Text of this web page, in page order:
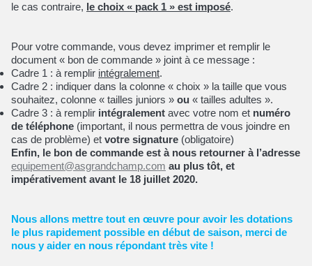
le cas contraire, le choix « pack 1 » est imposé.
Pour votre commande, vous devez imprimer et remplir le
document « bon de commande » joint à ce message :
Cadre 1 : à remplir intégralement.
Cadre 2 : indiquer dans la colonne « choix » la taille que vous
souhaitez, colonne « tailles juniors » ou « tailles adultes ».
Cadre 3 : à remplir intégralement avec votre nom et numéro
de téléphone (important, il nous permettra de vous joindre en
cas de problème) et votre signature (obligatoire)
Enfin, le bon de commande est à nous retourner à l’adresse
equipement@asgrandchamp.com au plus tôt, et
impérativement avant le 18 juillet 2020.
Nous allons mettre tout en œuvre pour avoir les dotations
le plus rapidement possible en début de saison, merci de
nous y aider en nous répondant très vite !